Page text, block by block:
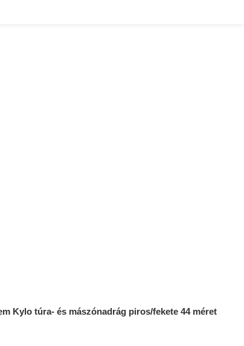
Kylo túra- és mászónadrág piros/fekete 44 méret